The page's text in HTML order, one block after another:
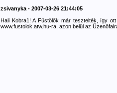
zsivanyka - 2007-03-26 21:44:05
Hali Kobra1! A Füstölők már tesztelték, így
www.fustolok.atw.hu-ra, azon belül az